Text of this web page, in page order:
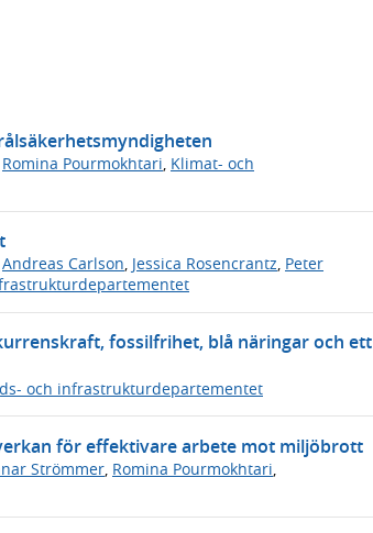
Romina Pourmokhtari Klimat- och
Andreas Carlson, Jessica Rosencrantz, Peter
fossilfrihet, blå näringar och ett
och infrastrukturdepartementet
för effektivare arbete mot miljöbrott
Strömmer Romina Pourmokhtari